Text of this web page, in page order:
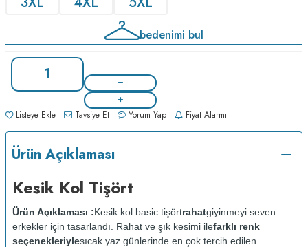
bedenimi bul
Listeye Ekle Tavsiye Et Yorum Yap Fiyat Alarmı
Ürün Açıklaması
Kesik Kol Tişört
Ürün Açıklaması :Kesik kol basic tişörtrahatgiyinmeyi seven
erkekler için tasarlandı. Rahat ve şık kesimi ilefarklı renk
seçenekleriylesıcak yaz günlerinde en çok tercih edilen